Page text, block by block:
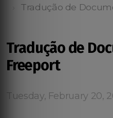
Tradução de
Tradução de
Freeport
Tuesday, February 20,